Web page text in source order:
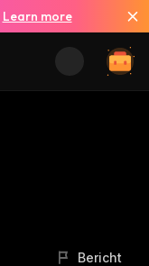
Learn more
Bericht